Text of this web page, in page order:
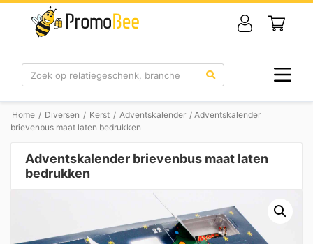
Zoek
Home / Diversen / Kerst / Adventskalender / Adventskalender
brievenbus maat laten bedrukken
Adventskalender brievenbus maat laten
bedrukken